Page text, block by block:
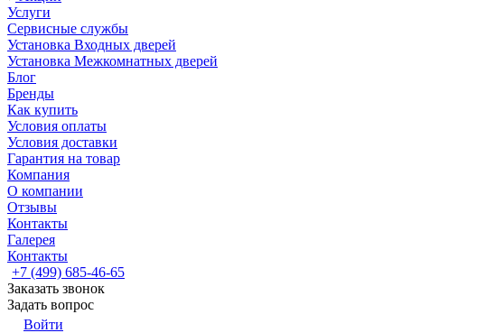
Услуги
Сервисные службы
Установка Входных дверей
Установка Межкомнатных дверей
Блог
Бренды
Как купить
Условия оплаты
Условия доставки
Гарантия на товар
Компания
О компании
Отзывы
Контакты
Галерея
Контакты
+7 (499) 685-46-65
Заказать звонок
Задать вопрос
Войти